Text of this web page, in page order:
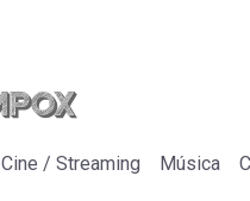
Cine / Streaming Música